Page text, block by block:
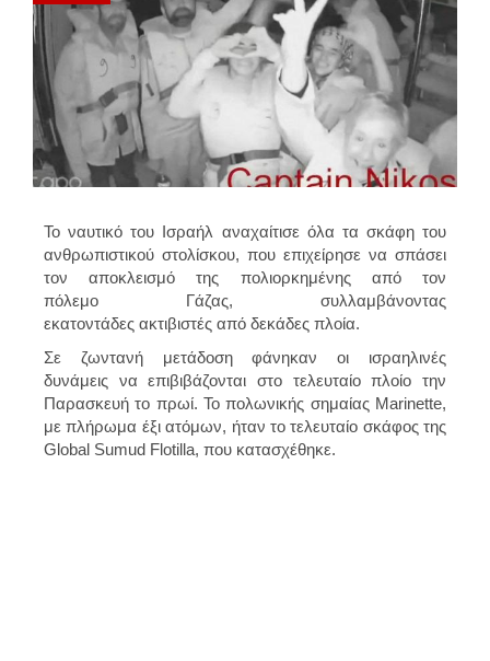
Το ναυτικό του Ισραήλ αναχαίτισε όλα τα σκάφη του
ανθρωπιστικού στολίσκου, που επιχείρησε να σπάσει
τον αποκλεισμό της πολιορκημένης από τον
πόλεμο Γάζας, συλλαμβάνοντας
εκατοντάδες ακτιβιστές από δεκάδες πλοία.
Σε ζωντανή μετάδοση φάνηκαν οι ισραηλινές
δυνάμεις να επιβιβάζονται στο τελευταίο πλοίο την
Παρασκευή το πρωί. Το πολωνικής σημαίας Marinette,
με πλήρωμα έξι ατόμων, ήταν το τελευταίο σκάφος της
Global Sumud Flotilla, που κατασχέθηκε.